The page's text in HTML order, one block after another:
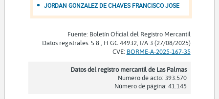
JORDAN GONZALEZ DE CHAVES FRANCISCO JOSE
Fuente: Boletín Oficial del Registro Mercantil
Datos registrales: S 8 , H GC 44932, I/A 3 (27/08/2025)
CVE: BORME-A-2025-167-35
Datos del registro mercantil de Las Palmas
Número de acto: 393.570
Número de página: 41.145